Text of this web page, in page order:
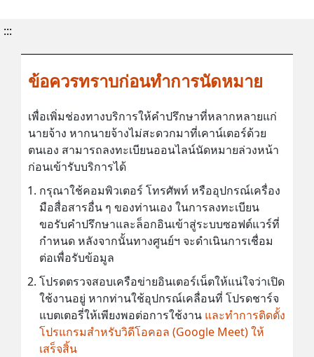
:::
ข้อควรทราบก่อนทำการนัดหมาย
เพื่อเพิ่มช่องทางบริการให้คำปรึกษาที่หลากหลายแก่
นายจ้าง หากนายจ้างไม่สะดวกมาที่เคาน์เตอร์ด้วย
ตนเอง สามารถลงทะเบียนออนไลน์นัดหมายล่วงหน้า
ก่อนเข้ารับบริการได้
กรุณาใช้คอมพิวเตอร์ โทรศัพท์ หรืออุปกรณ์เครื่อง
มือสื่อสารอื่น ๆ ของท่านเอง ในการลงทะเบียน
ขอรับคำปรึกษาและล็อกอินเข้าสู่ระบบซอฟต์แวร์ที่
กำหนด หลังจากนั้นทางศูนย์ฯ จะดำเนินการเชื่อม
ต่อเพื่อรับข้อมูล
โปรดตรวจสอบเครือข่ายอินเตอร์เน็ตให้แน่ใจว่าเปิด
ใช้งานอยู่ หากท่านใช้อุปกรณ์เคลื่อนที่ โปรดชาร์จ
แบตเตอรี่ให้เพียงพอต่อการใช้งาน และทำการติดตั้ง
โปรแกรมสำหรับวิดีโอคอล (Google Meet) ให้
เสร็จสิ้น